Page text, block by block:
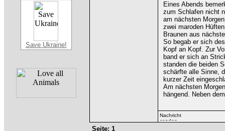
Save Ukraine!
Eines Abends
zum Schlafen nicht
am nächsten
zwei maroden
Braunen aus
So begab er sich
Kopf an Kopf. Zur
band er sich an
standen die beiden
schärfte alle Sinne,
kurzer Zeit
Am nächsten
hängend. Neben
Seite: 1